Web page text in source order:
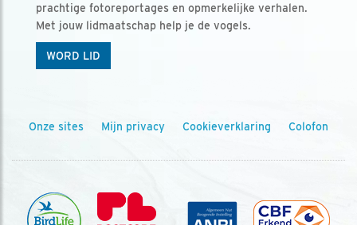
prachtige fotoreportages en opmerkelijke verhalen.
Met jouw lidmaatschap help je de vogels.
WORD LID
Onze sites Mijn privacy Cookieverklaring Colofon